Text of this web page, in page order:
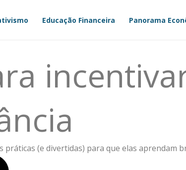
Educação Financeira Panorama
práticas (e divertidas) para que elas aprendam